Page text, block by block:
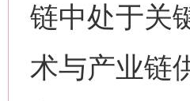
链中处于关
术与产业链